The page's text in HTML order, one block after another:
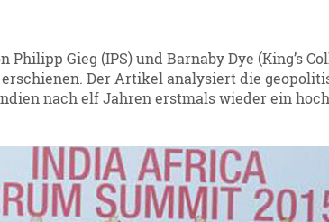
Gieg (IPS) und Barnaby Dye (King’s
Der Artikel analysiert die
nach elf Jahren erstmals wieder ein